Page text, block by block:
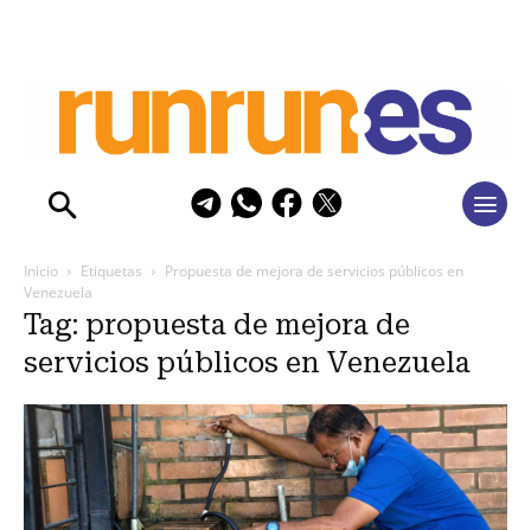
Inicio Etiquetas
Propuesta de mejora de servicios públicos en
Venezuela
Tag: propuesta de mejora de
servicios públicos en Venezuela